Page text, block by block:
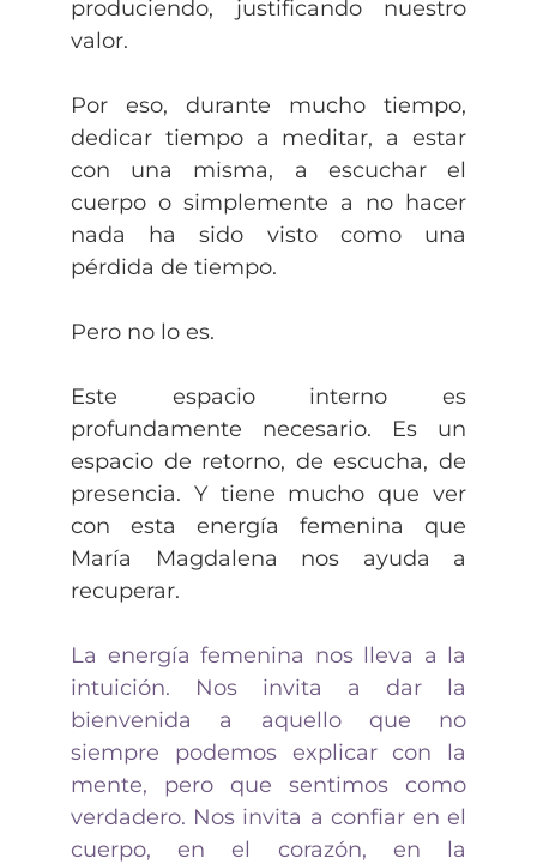
produciendo, justificando nuestro
valor.
Por eso, durante mucho tiempo,
dedicar tiempo a meditar, a estar
con una misma, a escuchar el
cuerpo o simplemente a no hacer
nada ha sido visto como una
pérdida de tiempo.
Pero no lo es.
Este espacio interno es
profundamente necesario. Es un
espacio de retorno, de escucha, de
presencia. Y tiene mucho que ver
con esta energía femenina que
María Magdalena nos ayuda a
recuperar.
La energía femenina nos lleva a la
intuición. Nos invita a dar la
bienvenida a aquello que no
siempre podemos explicar con la
mente, pero que sentimos como
verdadero. Nos invita a confiar en el
cuerpo, en el corazón, en la